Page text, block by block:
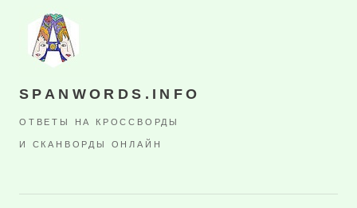
SPANWORDS.INFO
ОТВЕТЫ НА КРОССВОРДЫ
И СКАНВОРДЫ ОНЛАЙН